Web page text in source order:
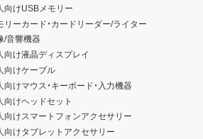
向けUSBメモリー
リーカード・カードリーダー/ライター
/音響機器
向け液晶ディスプレイ
向けケーブル
向けマウス・キーボード・入力機器
向けヘッドセット
向けスマートフォンアクセサリー
向けタブレットアクセサリー